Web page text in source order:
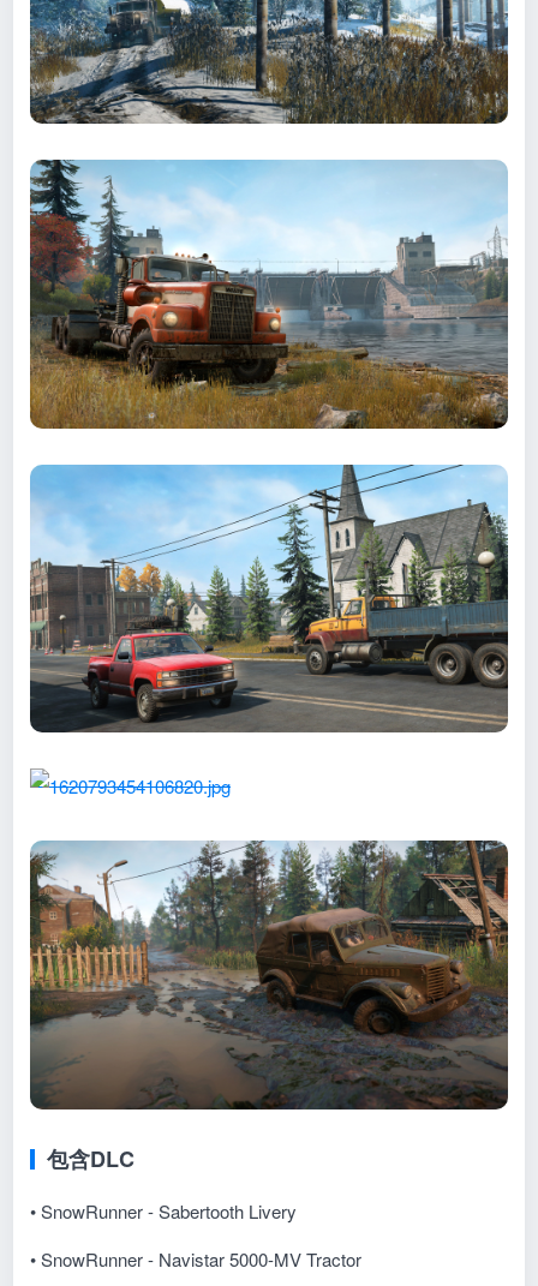
包含DLC
• SnowRunner - Sabertooth Livery
• SnowRunner - Navistar 5000-MV Tractor